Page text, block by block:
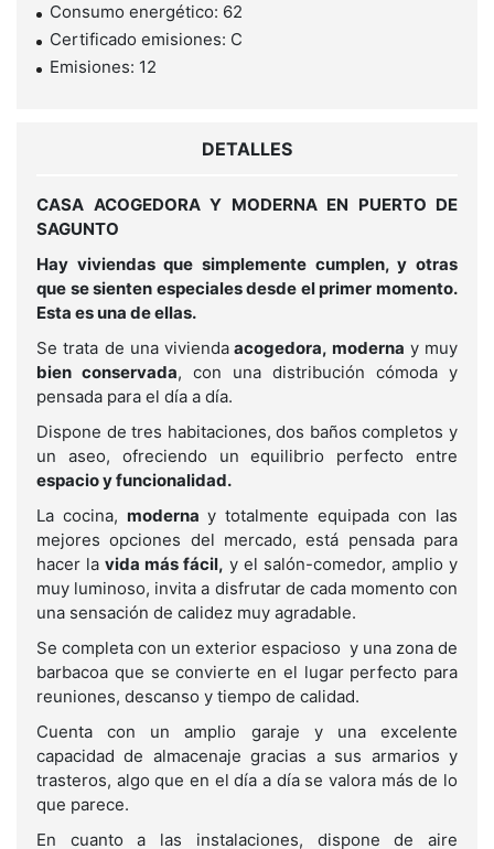
Consumo energético: 62
Certificado emisiones: C
Emisiones: 12
DETALLES
CASA ACOGEDORA Y MODERNA EN PUERTO DE
SAGUNTO
Hay viviendas que simplemente cumplen, y otras
que se sienten especiales desde el primer momento.
Esta es una de ellas.
Se trata de una vivienda acogedora, moderna y muy
bien conservada, con una distribución cómoda y
pensada para el día a día.
Dispone de tres habitaciones, dos baños completos y
un aseo, ofreciendo un equilibrio perfecto entre
espacio y funcionalidad.
La cocina, moderna y totalmente equipada con las
mejores opciones del mercado, está pensada para
hacer la vida más fácil, y el salón-comedor, amplio y
muy luminoso, invita a disfrutar de cada momento con
una sensación de calidez muy agradable.
Se completa con un exterior espacioso y una zona de
barbacoa que se convierte en el lugar perfecto para
reuniones, descanso y tiempo de calidad.
Cuenta con un amplio garaje y una excelente
capacidad de almacenaje gracias a sus armarios y
trasteros, algo que en el día a día se valora más de lo
que parece.
En cuanto a las instalaciones, dispone de aire